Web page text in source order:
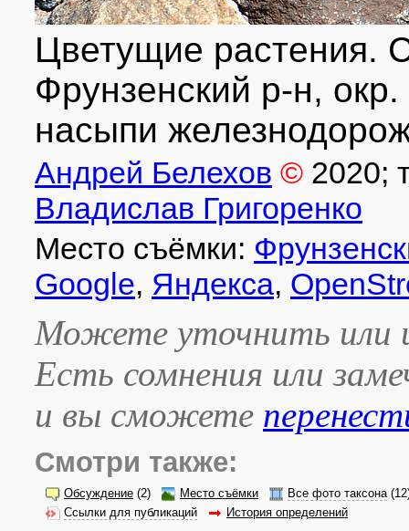
Цветущие растения.
Фрунзенский р-н,
насыпи
Андрей Белехов © 2020;
Владислав Григоренко
Место съёмки:
Google, Яндекса,
Можете уточнить или
Есть сомнения или
и вы сможете
Смотри также:
Обсуждение (2) Место съёмки Все фото таксона
Ссылки для публикаций
История определений